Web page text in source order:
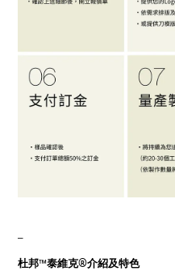
杜邦™泰維克®介紹及特色